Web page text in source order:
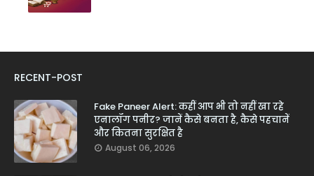
RECENT-POST
Fake Paneer Alert: कहीं आप भी तो नहीं खा रहे
एनालॉग पनीर? जानें कैसे बनता है, कैसे पहचानें
और कितना सुरक्षित है
August 06, 2026